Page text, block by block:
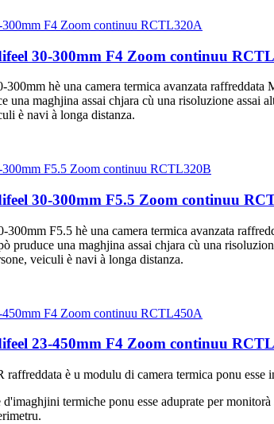
30-300mm F4 Zoom continuu
hè una camera termica avanzata
una maghjina assai chjara cù una risoluzione
è navi à longa distanza.
30-300mm F5.5 Zoom continuu
F5.5 hè una camera termica avanzata
pruduce una maghjina assai chjara cù una
veiculi è navi à longa distanza.
23-450mm F4 Zoom continuu
è u modulu di camera termica ponu esse
termiche ponu esse aduprate per